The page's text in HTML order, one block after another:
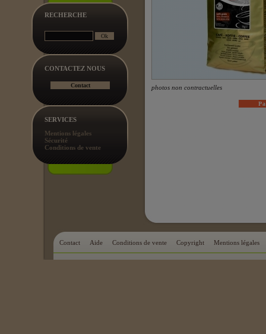
RECHERCHE
CONTACTEZ NOUS
SERVICES
Mentions légales
Sécurité
Conditions de vente
photos non contractuelles
Contact Aide Conditions de vente Copyright Mentions légales